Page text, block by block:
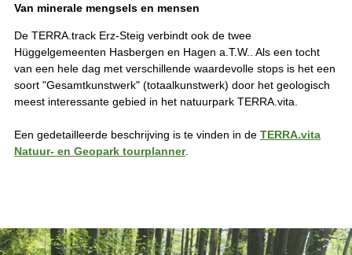
Van minerale mengsels en mensen
De TERRA.track Erz-Steig verbindt ook de twee
Hüggelgemeenten Hasbergen en Hagen a.T.W.. Als een tocht
van een hele dag met verschillende waardevolle stops is het een
soort "Gesamtkunstwerk" (totaalkunstwerk) door het geologisch
meest interessante gebied in het natuurpark TERRA.vita.
Een gedetailleerde beschrijving is te vinden in de TERRA.vita
Natuur- en Geopark tourplanner.